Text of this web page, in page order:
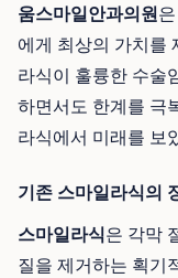
움스마일안과의원
에게 최상의 가치를
라식이 훌륭한 수술
하면서도 한계를 극
라식에서 미래를 보
기존 스마일라식의
스마일라식은 각막
질을 제거하는 획기